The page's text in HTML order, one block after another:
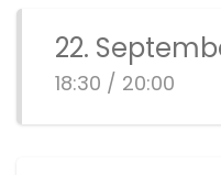
22.
18:30 / 20:00